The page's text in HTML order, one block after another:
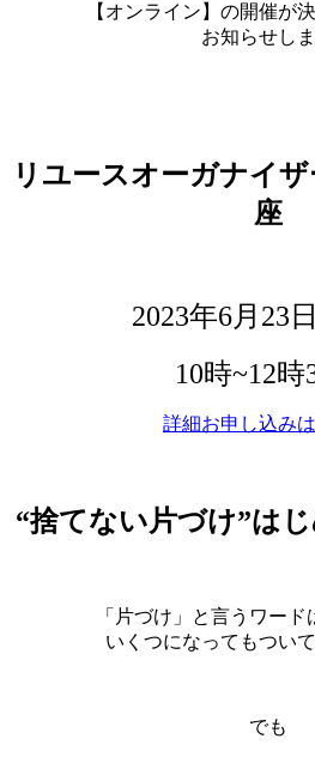
【オンライン】の開催が
お知らせし
リユースオーガナイ
座
2023年6月23
10時~12時
詳細お申し込み
“捨てない片づけ”は
「片づけ」と言うワー
いくつになってもつい
でも